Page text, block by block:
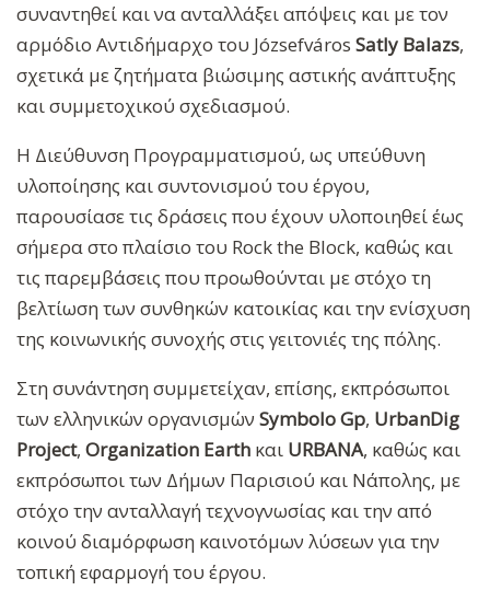
συναντηθεί και να ανταλλάξει απόψεις και με τον
αρμόδιο Αντιδήμαρχο του Józsefváros Satly Balazs,
σχετικά με ζητήματα βιώσιμης αστικής ανάπτυξης
και συμμετοχικού σχεδιασμού.
Η Διεύθυνση Προγραμματισμού, ως υπεύθυνη
υλοποίησης και συντονισμού του έργου,
παρουσίασε τις δράσεις που έχουν υλοποιηθεί έως
σήμερα στο πλαίσιο του Rock the Block, καθώς και
τις παρεμβάσεις που προωθούνται με στόχο τη
βελτίωση των συνθηκών κατοικίας και την ενίσχυση
της κοινωνικής συνοχής στις γειτονιές της πόλης.
Στη συνάντηση συμμετείχαν, επίσης, εκπρόσωποι
των ελληνικών οργανισμών Symbolo Gp, UrbanDig
Project, Organization Earth και URBANA, καθώς και
εκπρόσωποι των Δήμων Παρισιού και Νάπολης, με
στόχο την ανταλλαγή τεχνογνωσίας και την από
κοινού διαμόρφωση καινοτόμων λύσεων για την
τοπική εφαρμογή του έργου.